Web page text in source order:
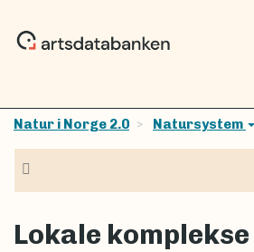
Natur i Norge 2.0 Natursystem
Lokale komplekse